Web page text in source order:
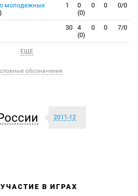
молодежных
1
0
(0)
0 0 0/0
30
4
(0)
0 0 7/0
ЕЩЕ
обозначения
2011-12
В ИГРАХ